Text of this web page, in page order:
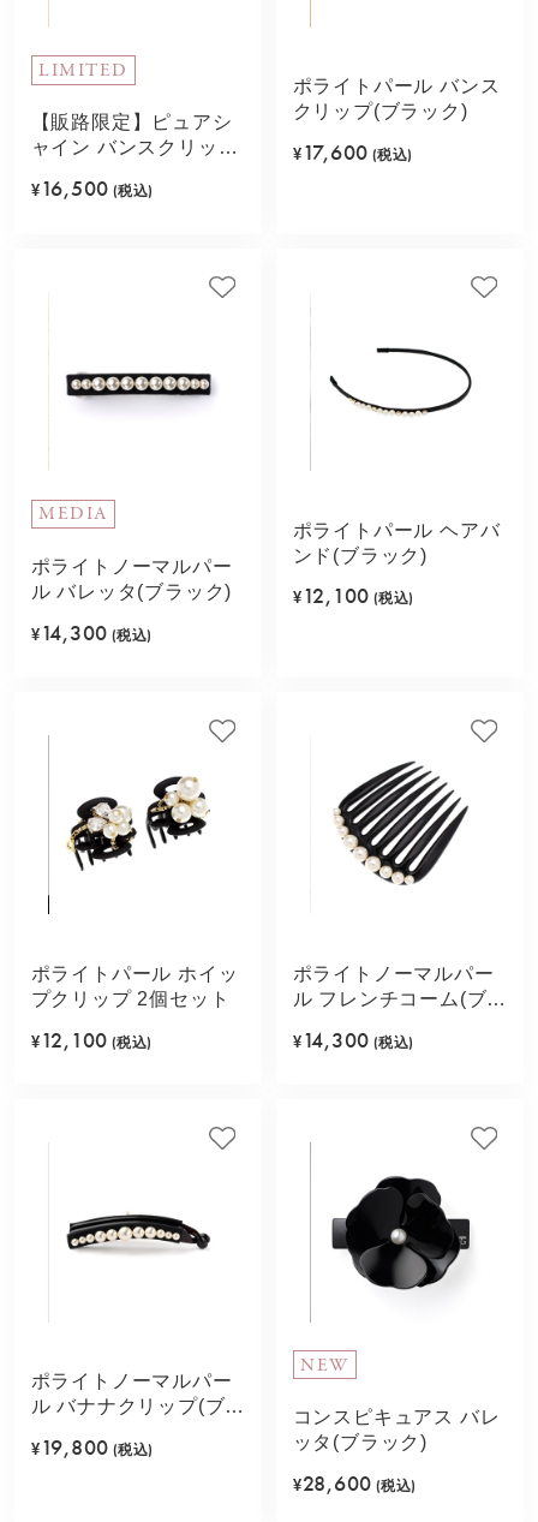
LIMITED
【販路限定】ピュアシ
ャイン バンスクリップ
¥ 16,500 (税込)
ポライトパール バンス
クリップ(ブラック)
¥ 17,600 (税込)
MEDIA
ポライトノーマルパー
ル バレッタ(ブラック)
¥ 14,300 (税込)
ポライトパール ヘアバ
ンド(ブラック)
¥ 12,100 (税込)
ポライトパール ホイッ
プクリップ 2個セット
¥ 12,100 (税込)
ポライトノーマルパー
ル フレンチコーム(ブラ
¥ 14,300 (税込)
ポライトノーマルパー
ル バナナクリップ(ブラ
¥ 19,800 (税込)
NEW
コンスピキュアス バレ
ッタ(ブラック)
¥28,600 (税込)